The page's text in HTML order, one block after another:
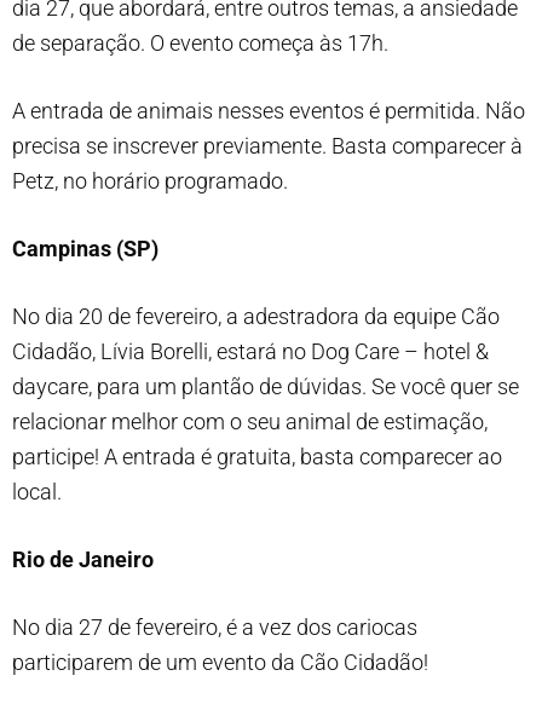
dia 27, que abordará, entre outros temas, a ansiedade
de separação. O evento começa às 17h.
A entrada de animais nesses eventos é permitida. Não
precisa se inscrever previamente. Basta comparecer à
Petz, no horário programado.
Campinas (SP)
No dia 20 de fevereiro, a adestradora da equipe Cão
Cidadão, Lívia Borelli, estará no Dog Care – hotel &
daycare, para um plantão de dúvidas. Se você quer se
relacionar melhor com o seu animal de estimação,
participe! A entrada é gratuita, basta comparecer ao
local.
Rio de Janeiro
No dia 27 de fevereiro, é a vez dos cariocas
participarem de um evento da Cão Cidadão!